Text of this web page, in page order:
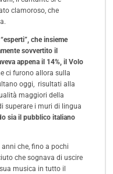
clamoroso, che
che insieme
sovvertito il
appena il 14%, il Volo
ci furono allora sulla
oggi, risultati alla
maggiori della
superare i muri di lingua
sia il pubblico italiano
che, fino a pochi
che sognava di uscire
musica in tutto il